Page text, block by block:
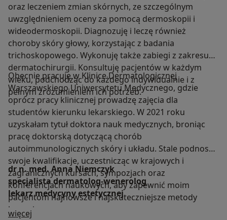
oraz leczeniem zmian skórnych, ze szczególnym
uwzględnieniem oceny za pomocą dermoskopii i
wideodermoskopii. Diagnozuję i leczę również
choroby skóry głowy, korzystając z badania
trichoskopowego. Wykonuję także zabiegi z zakresu
dermatochirurgii. Konsultuję pacjentów w każdym
wieku, podchodząc do każdego indywidualnie i z
pełnym zrozumieniem ich potrzeb.
Obecnie pracuję w Klinice Dermatologicznej
Warszawskiego Uniwersytetu Medycznego, gdzie
oprócz pracy klinicznej prowadzę zajęcia dla
studentów kierunku lekarskiego. W 2021 roku
uzyskałam tytuł doktora nauk medycznych, broniąc
pracę doktorską dotyczącą chorób
autoimmunologicznych skóry i układu. Stale podnoszę
swoje kwalifikacje, uczestnicząc w krajowych i
zagranicznych kursach, sympozjach oraz
konferencjach naukowych, aby zapewnić moim
pacjentom najnowsze i najskuteczniejsze metody
leczenia.
dr n. med. Anna Niemczyk
specjalista dermatolog-wenerolog
lekarz medycyny estetycznej
więcej